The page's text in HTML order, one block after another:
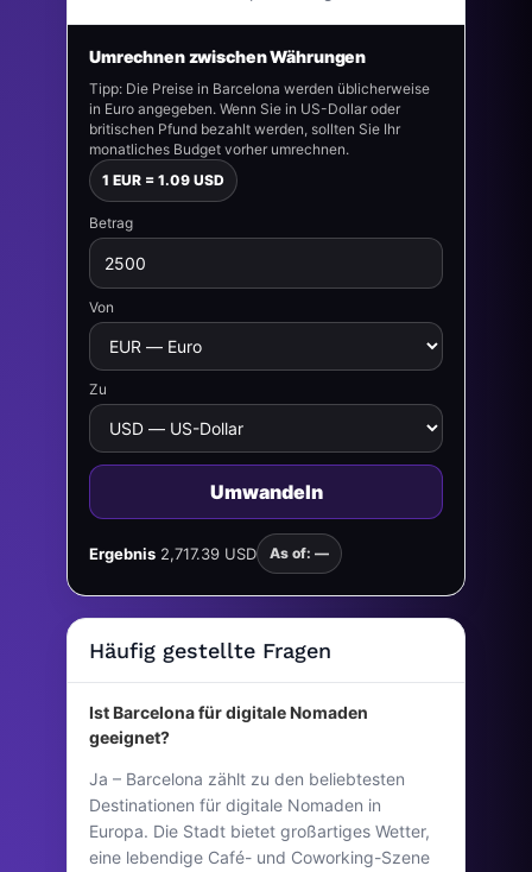
Umrechnen zwischen Währungen
Tipp: Die Preise in Barcelona werden üblicherweise
in Euro angegeben. Wenn Sie in US-Dollar oder
britischen Pfund bezahlt werden, sollten Sie Ihr
monatliches Budget vorher umrechnen.
1 EUR = 1.09 USD
Betrag
Von
Zu
Umwandeln
Ergebnis 2,717.39 USD As of: —
Häufig gestellte Fragen
Ist Barcelona für digitale Nomaden
geeignet?
Ja – Barcelona zählt zu den beliebtesten
Destinationen für digitale Nomaden in
Europa. Die Stadt bietet großartiges Wetter,
eine lebendige Café- und Coworking-Szene